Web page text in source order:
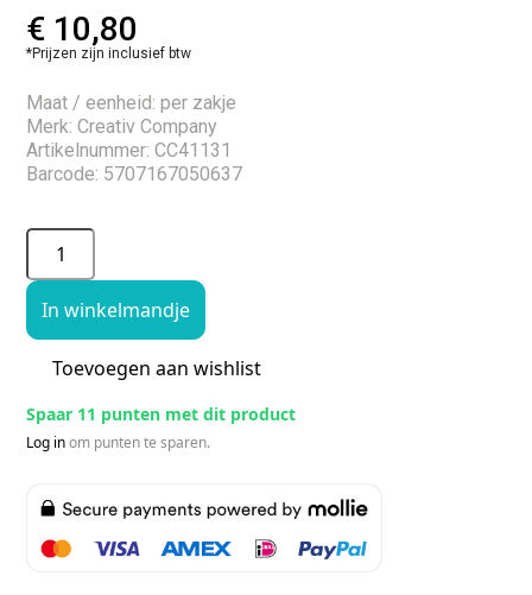
€ 10,80
*Prijzen zijn inclusief btw
Maat / eenheid: per zakje
Merk: Creativ Company
Artikelnummer: CC41131
Barcode: 5707167050637
In winkelmandje
Toevoegen aan wishlist
Spaar 11 punten met dit product
Log inom punten te sparen.